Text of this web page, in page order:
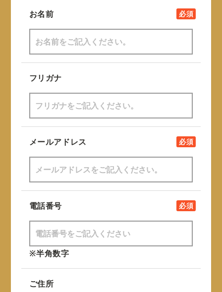
お名前 必須
フリガナ
メールアドレス 必須
電話番号 必須
※半角数字
ご住所